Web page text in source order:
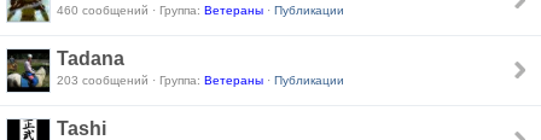
460 сообщений · Группа: Ветераны · Публикации
Tadana
203 сообщений · Группа: Ветераны · Публикации
Tashi